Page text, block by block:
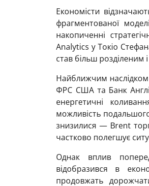
Економісти
фрагментованої
накопиченні
Analytics у Токіо
став більш розділеним
Найближчим наслідком
ФРС США та Банк
енергетичні
можливість
знизилися — Brent
частково полегшує
Однак вплив
відобразився в
продовжать